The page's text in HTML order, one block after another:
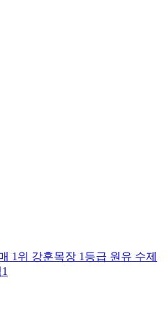
1위 강훈목장 1등급 원유 수제